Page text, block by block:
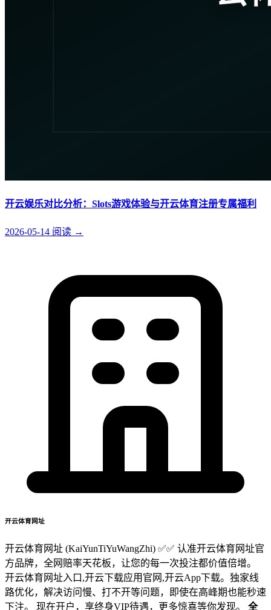
开云娱乐对比分析：Slots游戏体验与开云体育注册专属福利
2026-05-14 阅读 →
开云体育网址
开云体育网址 (KaiYunTiYuWangZhi) ✅✅ 认准开云体育网址官
方品牌，全网赔率天花板，让您的每一次投注都价值倍增。
开云体育网址入口,开云下载应用官网,开云App下载。独家线
路优化，解决访问慢、打不开等问题，即使在高峰期也能秒速
下注。 现在开户，享终身VIP待遇，更多惊喜等你发现。 全